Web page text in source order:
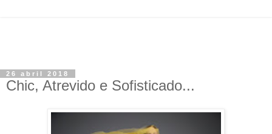
26 abril 2018
Chic, Atrevido e Sofisticado...